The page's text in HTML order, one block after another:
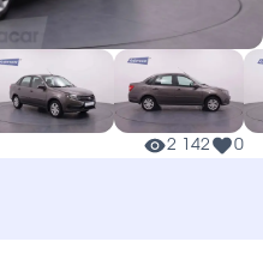
2 142 0